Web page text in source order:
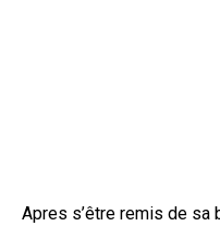
Apres s’être remis de sa